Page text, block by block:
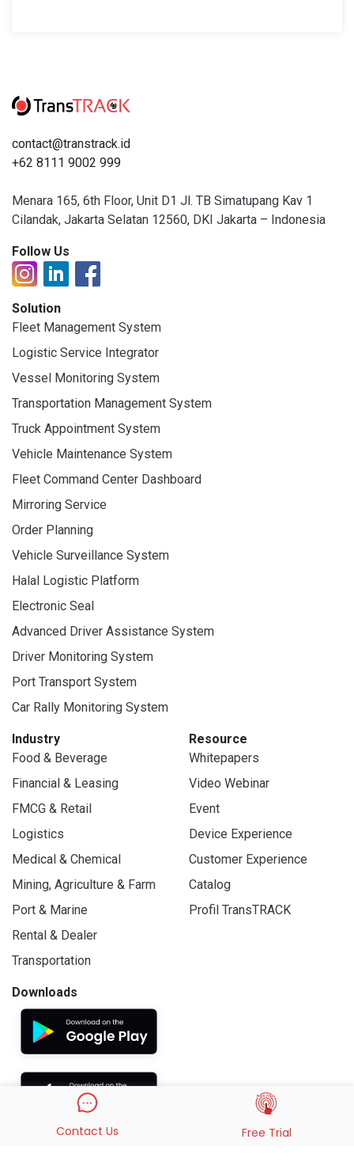
contact@transtrack.id
+62 8111 9002 999
Menara 165, 6th Floor, Unit D1 Jl. TB Simatupang Kav 1
Cilandak, Jakarta Selatan 12560, DKI Jakarta – Indonesia
Follow Us
Solution
Fleet Management System
Logistic Service Integrator
Vessel Monitoring System
Transportation Management System
Truck Appointment System
Vehicle Maintenance System
Fleet Command Center Dashboard
Mirroring Service
Order Planning
Vehicle Surveillance System
Halal Logistic Platform
Electronic Seal
Advanced Driver Assistance System
Driver Monitoring System
Port Transport System
Car Rally Monitoring System
Industry
Food & Beverage
Financial & Leasing
FMCG & Retail
Logistics
Medical & Chemical
Mining, Agriculture & Farm
Port & Marine
Rental & Dealer
Transportation
Resource
Whitepapers
Video Webinar
Event
Device Experience
Customer Experience
Catalog
Profil TransTRACK
Downloads
Contact Us Free Trial